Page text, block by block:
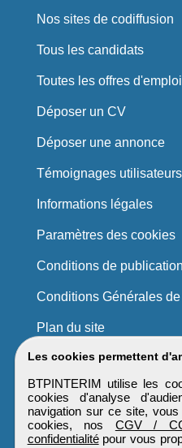
Les cookies permettent
BTPINTERIM utilise les
cookies d'analyse
navigation sur ce site,
cookies, nos CGV /
confidentialitépour vous
Nos sites de codiffusion
Tous les candidats
Toutes les offres d'emploi
Déposer un CV
Déposer une annonce
Témoignages utilisateurs
Informations légales
Paramètres des cookies
Conditions de publication
Conditions Générales
Plan du site